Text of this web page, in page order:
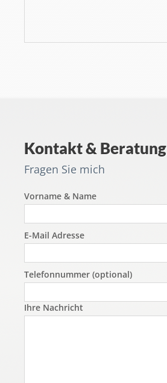
Kontakt & Beratung
Fragen Sie mich
Vorname & Name
E-Mail Adresse
Telefonnummer (optional)
Ihre Nachricht